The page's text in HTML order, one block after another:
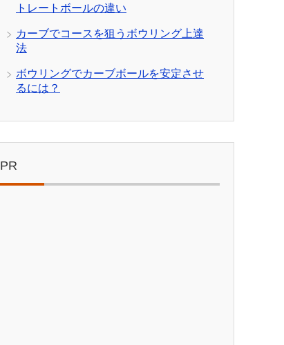
トレートボールの違い
カーブでコースを狙うボウリング上達
法
ボウリングでカーブボールを安定させ
るには？
PR